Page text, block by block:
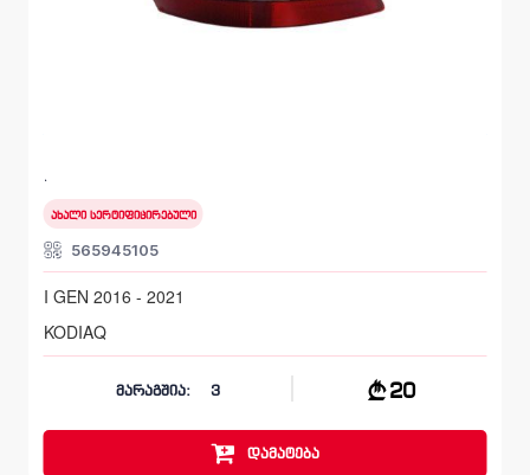
I GEN 2016 - 2021
ახალი სერტიფიცირებული
565945105
I GEN 2016 - 2021
KODIAQ
მარაგშია: 3 20
დამატება